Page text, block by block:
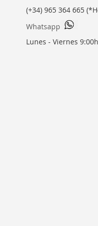
(+34) 965 364 665
Whatsapp
Lunes - Viernes